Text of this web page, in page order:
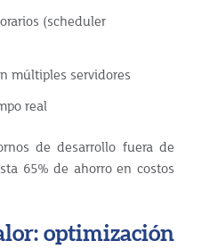
(scheduler
múltiples servidores
real
de desarrollo fuera de
65% de ahorro en costos
optimización